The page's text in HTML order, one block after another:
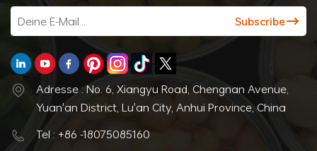
Adresse : No. 6, Xiangyu Road, Chengnan Avenue,
Yuan'an District, Lu'an City, Anhui Province, China
Tel : +86 -18075085160